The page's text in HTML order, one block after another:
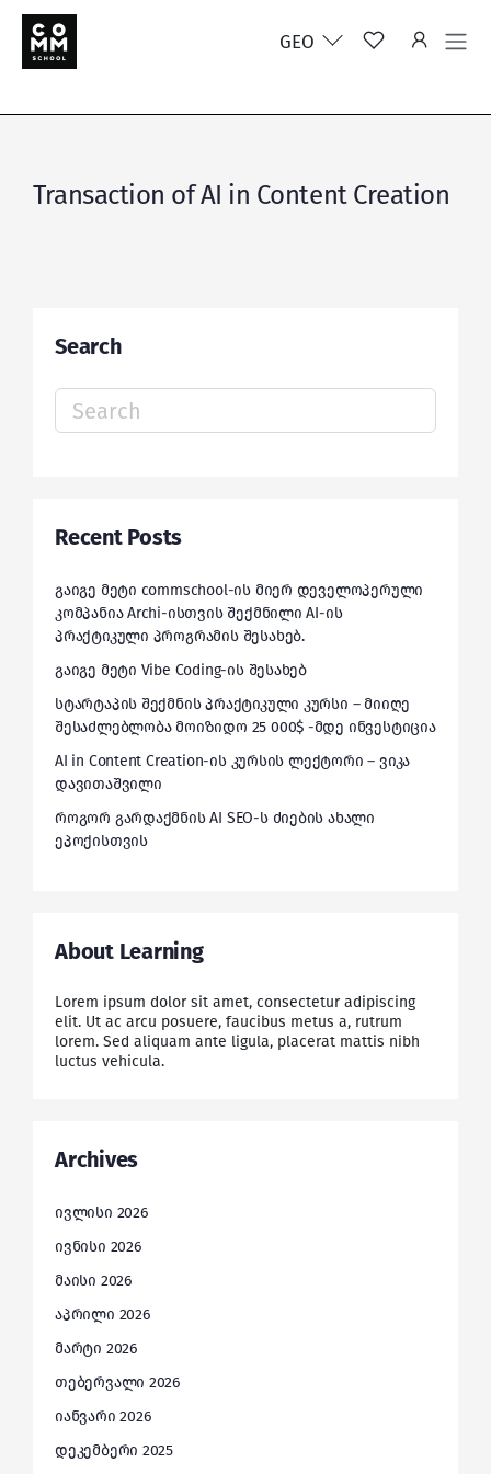
GEO
Transaction of AI in Content Creation
Search
Search
for:
Recent Posts
გაიგე მეტი commschool-ის მიერ დეველოპერული
კომპანია Archi-ისთვის შექმნილი AI-ის
პრაქტიკული პროგრამის შესახებ.
გაიგე მეტი Vibe Coding-ის შესახებ
სტარტაპის შექმნის პრაქტიკული კურსი – მიიღე
შესაძლებლობა მოიზიდო 25 000$ -მდე ინვესტიცია
AI in Content Creation-ის კურსის ლექტორი – ვიკა
დავითაშვილი
როგორ გარდაქმნის AI SEO-ს ძიების ახალი
ეპოქისთვის
About Learning
Lorem ipsum dolor sit amet, consectetur adipiscing
elit. Ut ac arcu posuere, faucibus metus a, rutrum
lorem. Sed aliquam ante ligula, placerat mattis nibh
luctus vehicula.
Archives
ივლისი 2026
ივნისი 2026
მაისი 2026
აპრილი 2026
მარტი 2026
თებერვალი 2026
იანვარი 2026
დეკემბერი 2025